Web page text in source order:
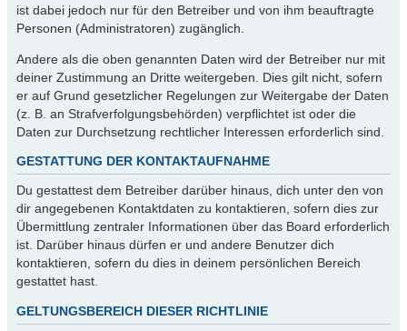
ist dabei jedoch nur für den Betreiber und von ihm beauftragte
Personen (Administratoren) zugänglich.
Andere als die oben genannten Daten wird der Betreiber nur mit
deiner Zustimmung an Dritte weitergeben. Dies gilt nicht, sofern
er auf Grund gesetzlicher Regelungen zur Weitergabe der Daten
(z. B. an Strafverfolgungsbehörden) verpflichtet ist oder die
Daten zur Durchsetzung rechtlicher Interessen erforderlich sind.
GESTATTUNG DER KONTAKTAUFNAHME
Du gestattest dem Betreiber darüber hinaus, dich unter den von
dir angegebenen Kontaktdaten zu kontaktieren, sofern dies zur
Übermittlung zentraler Informationen über das Board erforderlich
ist. Darüber hinaus dürfen er und andere Benutzer dich
kontaktieren, sofern du dies in deinem persönlichen Bereich
gestattet hast.
GELTUNGSBEREICH DIESER RICHTLINIE